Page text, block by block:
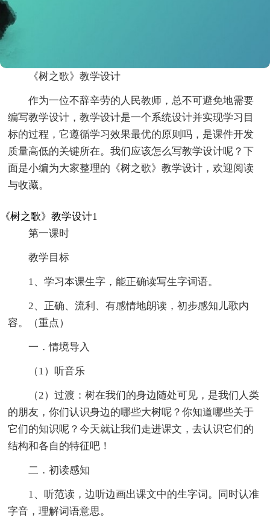
《树之歌》教学设计
作为一位不辞辛劳的人民教师，总不可避免地需要
编写教学设计，教学设计是一个系统设计并实现学习目
标的过程，它遵循学习效果最优的原则吗，是课件开发
质量高低的关键所在。我们应该怎么写教学设计呢？下
面是小编为大家整理的《树之歌》教学设计，欢迎阅读
与收藏。
《树之歌》教学设计1
第一课时
教学目标
1、学习本课生字，能正确读写生字词语。
2、正确、流利、有感情地朗读，初步感知儿歌内
容。（重点）
一．情境导入
（1）听音乐
（2）过渡：树在我们的身边随处可见，是我们人类
的朋友，你们认识身边的哪些大树呢？你知道哪些关于
它们的知识呢？今天就让我们走进课文，去认识它们的
结构和各自的特征吧！
二．初读感知
1、听范读，边听边画出课文中的生字词。同时认准
字音，理解词语意思。